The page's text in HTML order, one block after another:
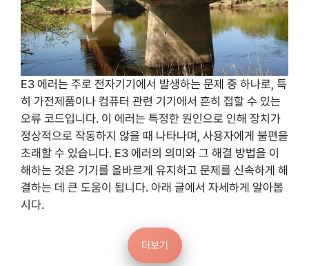
E3 에러는 주로 전자기기에서 발생하는 문제 중 하나로, 특
히 가전제품이나 컴퓨터 관련 기기에서 흔히 접할 수 있는
오류 코드입니다. 이 에러는 특정한 원인으로 인해 장치가
정상적으로 작동하지 않을 때 나타나며, 사용자에게 불편을
초래할 수 있습니다. E3 에러의 의미와 그 해결 방법을 이
해하는 것은 기기를 올바르게 유지하고 문제를 신속하게 해
결하는 데 큰 도움이 됩니다. 아래 글에서 자세하게 알아봅
시다.
더보기